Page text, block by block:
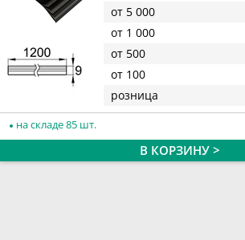
от 5 000
от 1 000
от 500
от 100
розница
на складе 85 шт.
В КОРЗИНУ >